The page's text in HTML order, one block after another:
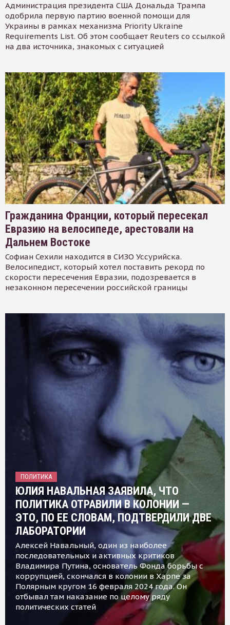
Администрация президента США Дональда Трампа
одобрила первую партию военной помощи для
Украины в рамках механизма Priority Ukraine
Requirements List. Об этом сообщает Reuters со ссылкой
на два источника, знакомых с ситуацией
Гражданина Франции, который пересекал
Евразию на велосипеде, арестовали на
Дальнем Востоке
Софиан Сехили находится в СИЗО Уссурийска.
Велосипедист, который хотел поставить рекорд по
скорости пересечения Евразии, подозревается в
незаконном пересечении российской границы
ПОЛИТИКА
ЮЛИЯ НАВАЛЬНАЯ ЗАЯВИЛА, ЧТО
ПОЛИТИКА ОТРАВИЛИ В КОЛОНИИ —
ЭТО, ПО ЕЕ СЛОВАМ, ПОДТВЕРДИЛИ ДВЕ
ЛАБОРАТОРИИ
Алексей Навальный, один из наиболее
последовательных и активных критиков
Владимира Путина, основатель Фонда борьбы с
коррупцией, скончался в колонии в Харпе за
Полярным кругом 16 февраля 2024 года. Он
отбывал там наказание по целому ряду
политических статей